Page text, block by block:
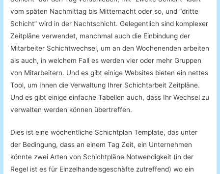
vom späten Nachmittag bis Mitternacht oder so, und “dritte
Schicht” wird in der Nachtschicht. Gelegentlich sind komplexer
Zeitpläne verwendet, manchmal auch die Einbindung der
Mitarbeiter Schichtwechsel, um an den Wochenenden arbeiten
als auch, in welchem Fall es werden vier oder mehr Gruppen
von Mitarbeitern. Und es gibt einige Websites bieten ein nettes
Tool, um Ihnen die Verwaltung Ihrer Schichtarbeit Zeitpläne.
Und es gibt einige einfache Tabellen auch, dass Ihr Wechsel zu
verwalten werden können übertreffen.
Dies ist eine wöchentliche Schichtplan Template, das unter
der Bedingung, dass an einem Tag Zeit, ein Unternehmen
könnte zwei Arten von Schichtpläne Notwendigkeit (in der
Regel ist es für Einzelhandelsgeschäfte zutreffend) wo ein